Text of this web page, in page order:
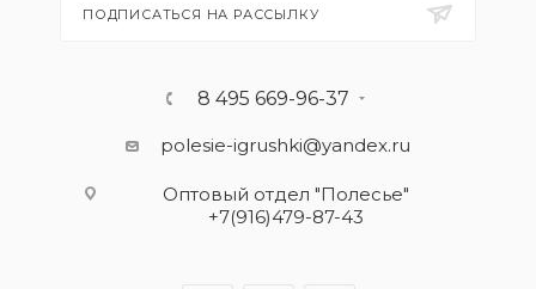
ПОДПИСАТЬСЯ НА РАССЫЛКУ
8 495 669-96-37
polesie-igrushki@yandex.ru
Оптовый отдел "Полесье"
+7(916)479-87-43